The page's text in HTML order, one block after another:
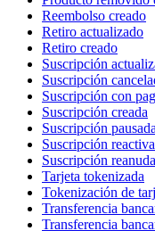
Reembolso creado
Retiro actualizado
Retiro creado
Suscripción
Suscripción
Suscripción con
Suscripción creada
Suscripción
Suscripción
Suscripción
Tarjeta tokenizada
Tokenización de
Transferencia
Transferencia